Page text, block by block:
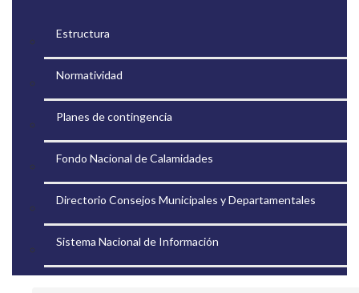
Estructura
Normatividad
Planes de contingencia
Fondo Nacional de Calamidades
Directorio Consejos Municipales y Departamentales
Sistema Nacional de Información